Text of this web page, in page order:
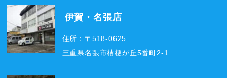
伊賀・名張店
住所：〒518-0625
三重県名張市桔梗が丘5番町2-1